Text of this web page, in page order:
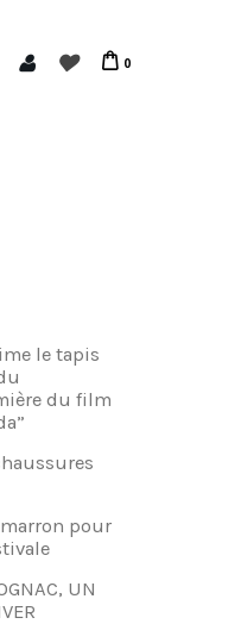
0
le tapis
du film
pour
UN